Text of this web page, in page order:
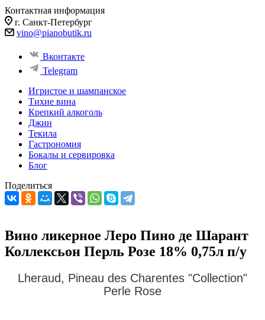
Контактная информация
г. Санкт-Петербург
vino@pianobutik.ru
Вконтакте
Telegram
Игристое и шампанское
Тихие вина
Крепкий алкоголь
Джин
Текила
Гастрономия
Бокалы и сервировка
Блог
Поделиться
Вино ликерное Леро Пино де Шарант
Коллексьон Перль Розе 18% 0,75л п/у
Lheraud, Pineau des Charentes "Collection"
Perle Rose